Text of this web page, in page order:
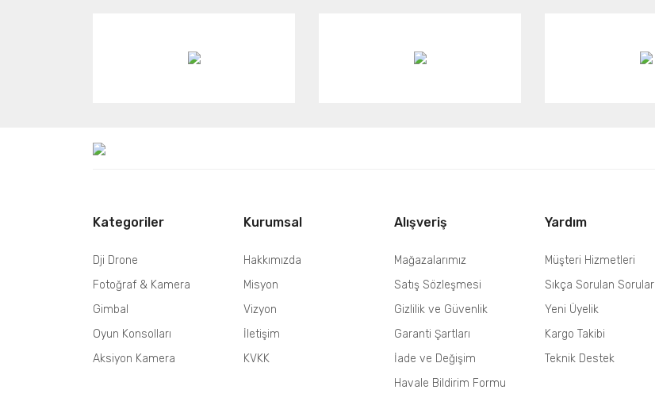
Kategoriler
Dji Drone
Fotoğraf & Kamera
Gimbal
Oyun Konsolları
Aksiyon Kamera
Kurumsal
Hakkımızda
Misyon
Vizyon
İletişim
KVKK
Alışveriş
Mağazalarımız
Satış Sözleşmesi
Gizlilik ve Güvenlik
Garanti Şartları
İade ve Değişim
Havale Bildirim Formu
Yardım
Müşteri Hizmetleri
Sıkça Sorulan Sorular
Yeni Üyelik
Kargo Takibi
Teknik Destek